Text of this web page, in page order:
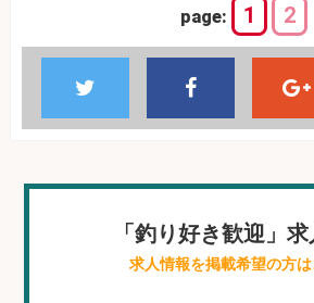
page: 1 2
「釣り好き歓迎」
求人情報を掲載希望の方